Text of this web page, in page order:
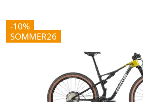
-10%
SOMMER26